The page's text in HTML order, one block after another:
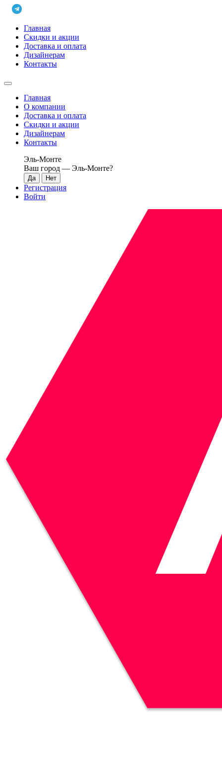
Главная
Скидки и акции
Доставка и оплата
Дизайнерам
Контакты
Главная
О компании
Доставка и оплата
Скидки и акции
Дизайнерам
Контакты
Эль-Монте
Ваш город — Эль-Монте?
Регистрация
Войти